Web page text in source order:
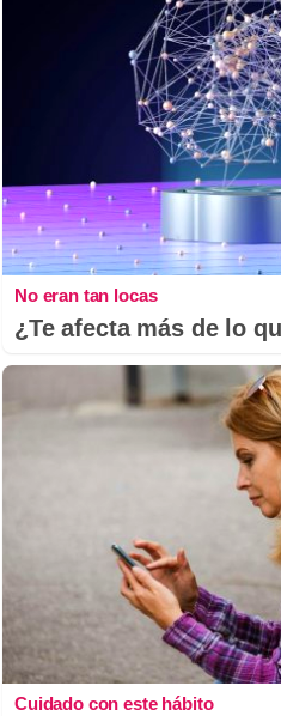
No eran tan locas
¿Te afecta más de lo
Cuidado con este hábito